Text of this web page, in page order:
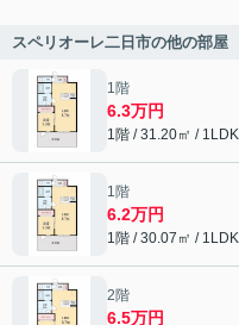
スペリオーレ二日市の他の部屋
1階
6.3万円
1階 / 31.20㎡ / 1LDK
1階
6.2万円
1階 / 30.07㎡ / 1LDK
2階
6.5万円